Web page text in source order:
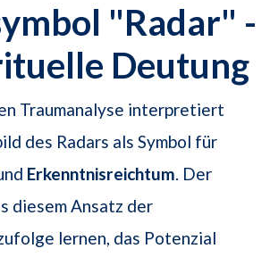
"Radar" -
Deutung
Traumanalyse interpretiert
des Radars als Symbol für
Erkenntnisreichtum. Der
diesem Ansatz der
lernen, das Potenzial